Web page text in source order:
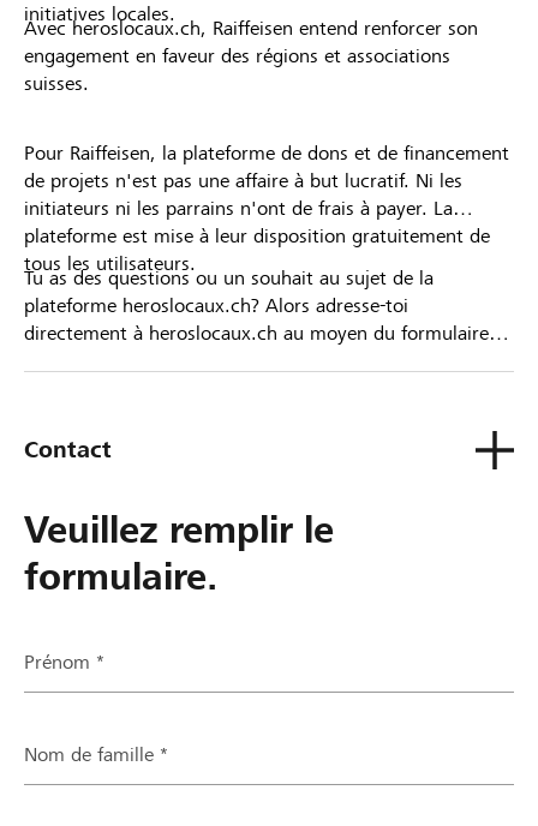
initiatives locales.
Avec heroslocaux.ch, Raiffeisen entend renforcer son
engagement en faveur des régions et associations
suisses.
Pour Raiffeisen, la plateforme de dons et de financement
de projets n'est pas une affaire à but lucratif. Ni les
initiateurs ni les parrains n'ont de frais à payer. La
plateforme est mise à leur disposition gratuitement de
tous les utilisateurs.
Tu as des questions ou un souhait au sujet de la
plateforme heroslocaux.ch? Alors adresse-toi
directement à heroslocaux.ch au moyen du formulaire
Contact
Veuillez remplir le
formulaire.
Prénom *
Nom de famille *